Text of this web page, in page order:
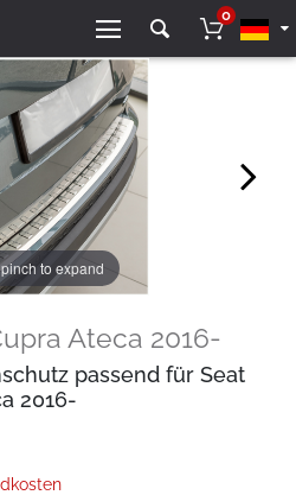
0
to expand
Ateca 2016-
passend für Seat
2016-